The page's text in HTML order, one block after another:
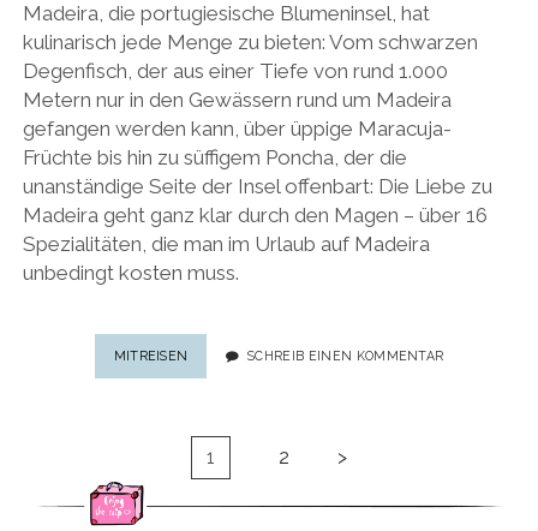
Madeira, die portugiesische Blumeninsel, hat
kulinarisch jede Menge zu bieten: Vom schwarzen
Degenfisch, der aus einer Tiefe von rund 1.000
Metern nur in den Gewässern rund um Madeira
gefangen werden kann, über üppige Maracuja-
Früchte bis hin zu süffigem Poncha, der die
unanständige Seite der Insel offenbart: Die Liebe zu
Madeira geht ganz klar durch den Magen – über 16
Spezialitäten, die man im Urlaub auf Madeira
unbedingt kosten muss.
MITREISEN FOOD-
GUIDE
AUF
SCHREIB EINEN KOMMENTAR
Seitennummerierung
Beiträge
1 2 >